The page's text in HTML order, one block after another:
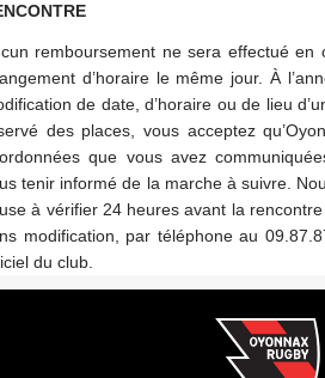
remboursement ne sera effectué
d’horaire le même jour. À
de date, d’horaire ou de lieu
des places, vous acceptez
que vous avez
tenir informé de la marche à suivre.
à vérifier 24 heures avant la
modification, par téléphone au
du club.